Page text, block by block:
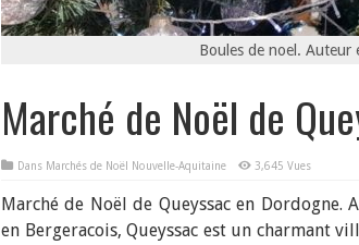
Boules de noel.
Marché de Noël de
Dans Marchés de Noël Nouvelle-Aquitaine 3,645 Vues
Marché de Noël de Queyssac en
en Bergeracois, Queyssac est un charmant